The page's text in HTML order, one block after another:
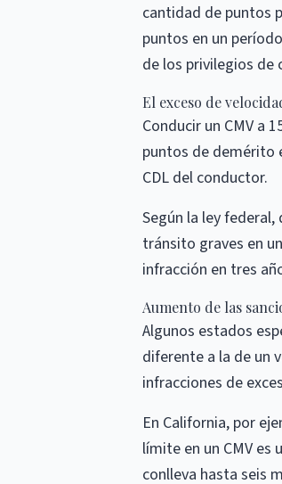
cantidad de puntos
puntos en un
de los privilegios de
El exceso de
Conducir un CMV a
puntos de demérito
CDL del conductor.
Según la ley
tránsito graves en
infracción en tres
Aumento de las
Algunos estados
diferente a la de un
infracciones de
En California, por
límite en un CMV
conlleva hasta seis